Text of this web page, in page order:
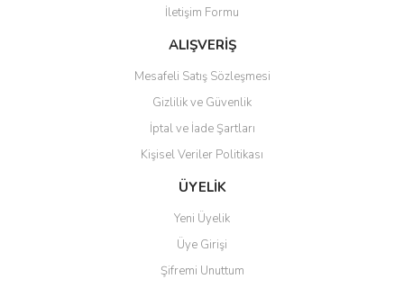
Ürün fiyatı diğer sitelerden daha pahalı.
Bu ürüne benzer farklı alternatifler olmalı.
Gönder
İletişim Formu
ALIŞVERİŞ
Mesafeli Satış Sözleşmesi
Gizlilik ve Güvenlik
İptal ve İade Şartları
Kişisel Veriler Politikası
ÜYELİK
Yeni Üyelik
Üye Girişi
Şifremi Unuttum